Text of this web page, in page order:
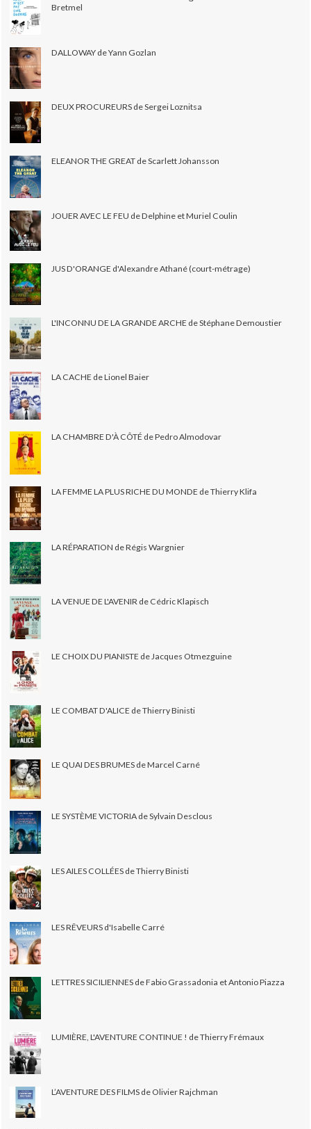
Bretmel
DALLOWAY de Yann Gozlan
DEUX PROCUREURS de Sergei Loznitsa
ELEANOR THE GREAT de Scarlett Johansson
JOUER AVEC LE FEU de Delphine et Muriel Coulin
JUS D'ORANGE d'Alexandre Athané (court-métrage)
L'INCONNU DE LA GRANDE ARCHE de Stéphane Demoustier
LA CACHE de Lionel Baier
LA CHAMBRE D'À CÔTÉ de Pedro Almodovar
LA FEMME LA PLUS RICHE DU MONDE de Thierry Klifa
LA RÉPARATION de Régis Wargnier
LA VENUE DE L'AVENIR de Cédric Klapisch
LE CHOIX DU PIANISTE de Jacques Otmezguine
LE COMBAT D'ALICE de Thierry Binisti
LE QUAI DES BRUMES de Marcel Carné
LE SYSTÈME VICTORIA de Sylvain Desclous
LES AILES COLLÉES de Thierry Binisti
LES RÊVEURS d'Isabelle Carré
LETTRES SICILIENNES de Fabio Grassadonia et Antonio Piazza
LUMIÈRE, L'AVENTURE CONTINUE ! de Thierry Frémaux
L’AVENTURE DES FILMS de Olivier Rajchman